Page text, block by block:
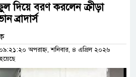
দিয়ে বরণ করলেন ক্রীড়া
ব্রাদার্স
অপরাহ্ন, শনিবার, ৪ এপ্রিল ২০২৬